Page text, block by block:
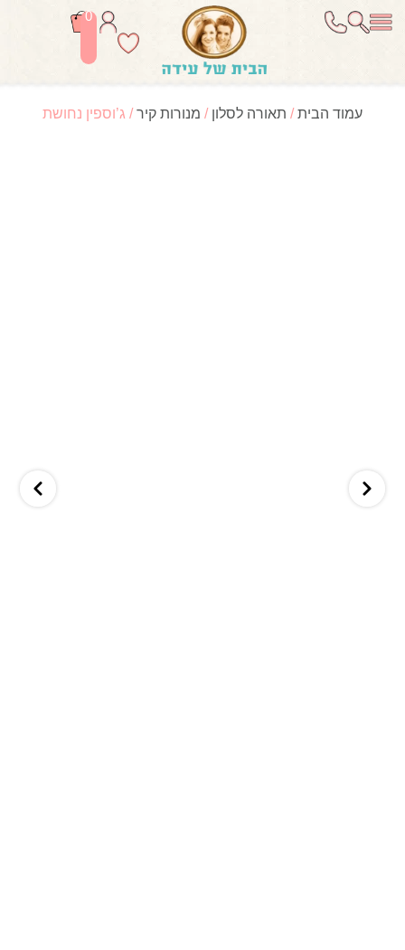
0
עמוד הבית/ תאורה לסלון / מנורות קיר/ ג’וספין נחושת